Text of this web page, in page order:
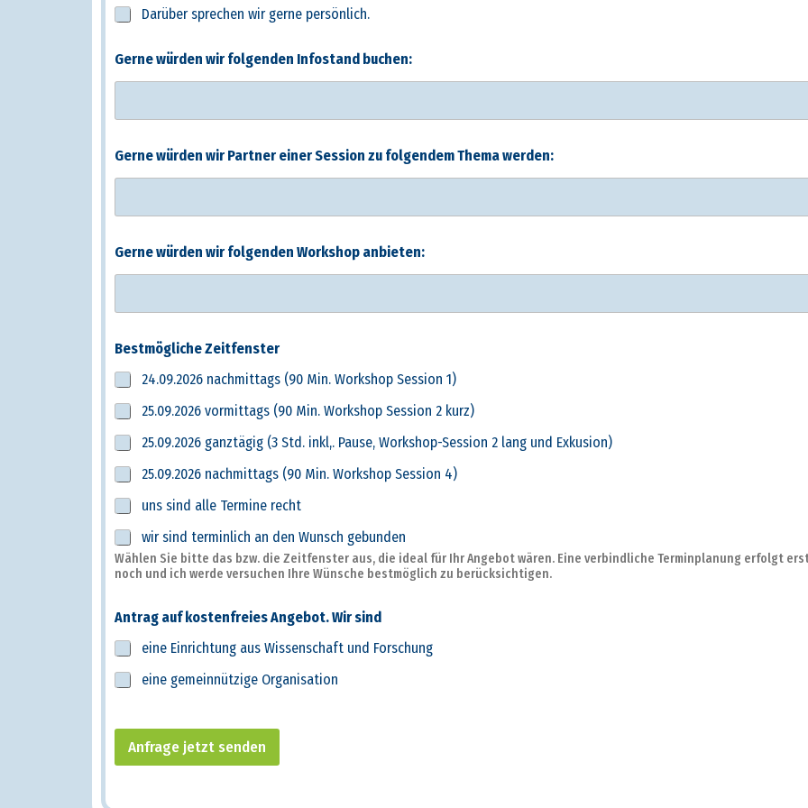
Darüber sprechen wir gerne persönlich.
Gerne würden wir folgenden Infostand buchen:
Gerne würden wir Partner einer Session zu folgendem Thema werden:
Gerne würden wir folgenden Workshop anbieten:
Bestmögliche Zeitfenster
24.09.2026 nachmittags (90 Min. Workshop Session 1)
25.09.2026 vormittags (90 Min. Workshop Session 2 kurz)
25.09.2026 ganztägig (3 Std. inkl,. Pause, Workshop-Session 2 lang und Exkusion)
25.09.2026 nachmittags (90 Min. Workshop Session 4)
uns sind alle Termine recht
wir sind terminlich an den Wunsch gebunden
Wählen Sie bitte das bzw. die Zeitfenster aus, die ideal für Ihr Angebot wären. Eine verbindliche Terminplanung erfolgt
noch und ich werde versuchen Ihre Wünsche bestmöglich zu berücksichtigen.
Antrag auf kostenfreies Angebot. Wir sind
eine Einrichtung aus Wissenschaft und Forschung
eine gemeinnützige Organisation
Anfrage jetzt senden